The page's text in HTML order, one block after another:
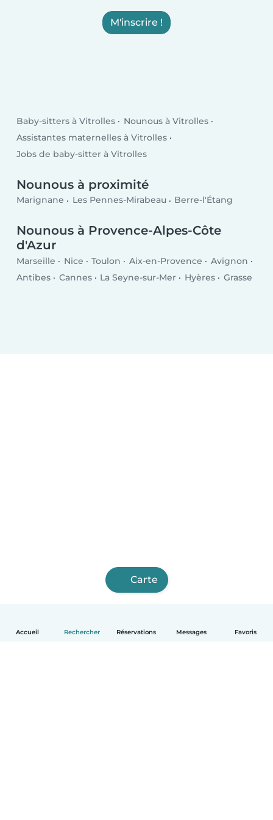
Accueil Rechercher Réservations Messages Favoris
M'inscrire !
Baby-sitters à Vitrolles
Nounous à Vitrolles
Assistantes maternelles à Vitrolles
Jobs de baby-sitter à Vitrolles
Nounous à proximité
Marignane Les Pennes-Mirabeau Berre-l'Étang
Nounous à Provence-Alpes-Côte
d'Azur
Marseille Nice Toulon Aix-en-Provence
Avignon
Antibes
Cannes La Seyne-sur-Mer Hyères Grasse
Carte